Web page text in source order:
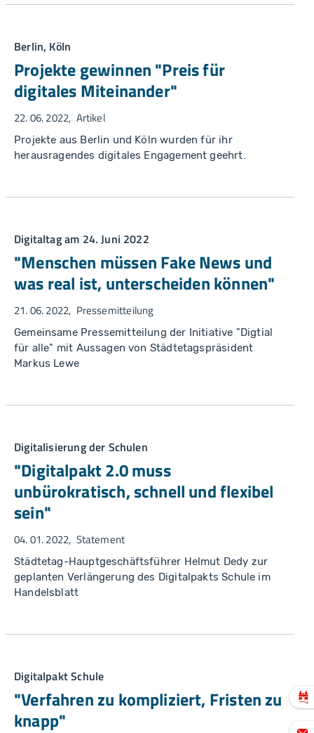
Berlin, Köln
Projekte gewinnen "Preis für
digitales Miteinander"
22. 06. 2022 Artikel
Projekte aus Berlin und Köln wurden für ihr
herausragendes digitales Engagement geehrt.
Digitaltag am 24. Juni 2022
"Menschen müssen Fake News und
was real ist, unterscheiden können"
21. 06. 2022 Pressemitteilung
Gemeinsame Pressemitteilung der Initiative "Digtial
für alle" mit Aussagen von Städtetagspräsident
Markus Lewe
Digitalisierung der Schulen
"Digitalpakt 2.0 muss
unbürokratisch, schnell und flexibel
sein"
04. 01. 2022 Statement
Städtetag-Hauptgeschäftsführer Helmut Dedy zur
geplanten Verlängerung des Digitalpakts Schule im
Handelsblatt
Digitalpakt Schule
"Verfahren zu kompliziert, Fristen zu
knapp"